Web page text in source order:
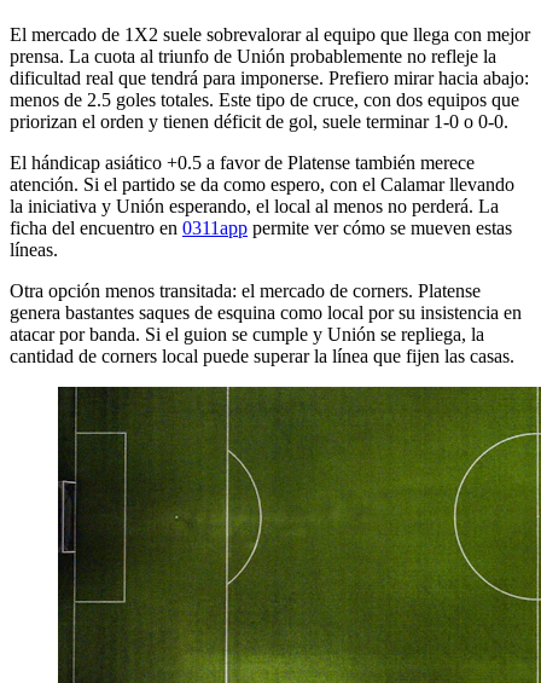
El mercado de 1X2 suele sobrevalorar al equipo que llega con mejor
prensa. La cuota al triunfo de Unión probablemente no refleje la
dificultad real que tendrá para imponerse. Prefiero mirar hacia abajo:
menos de 2.5 goles totales. Este tipo de cruce, con dos equipos que
priorizan el orden y tienen déficit de gol, suele terminar 1-0 o 0-0.
El hándicap asiático +0.5 a favor de Platense también merece
atención. Si el partido se da como espero, con el Calamar llevando
la iniciativa y Unión esperando, el local al menos no perderá. La
ficha del encuentro en 0311app permite ver cómo se mueven estas
líneas.
Otra opción menos transitada: el mercado de corners. Platense
genera bastantes saques de esquina como local por su insistencia en
atacar por banda. Si el guion se cumple y Unión se repliega, la
cantidad de corners local puede superar la línea que fijen las casas.